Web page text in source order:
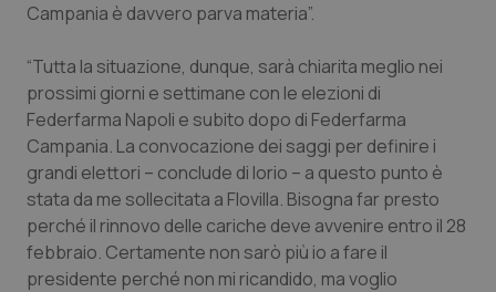
Psoriasi & pelle
Quotidiano Cardiologia
Quotidiano Chirurgia
Quotidiano Oncologia
Quotidiano Pediatria
Campania è davvero parva materia”.
“Tutta la situazione, dunque, sarà chiarita meglio nei
prossimi giorni e settimane con le elezioni di
Federfarma Napoli e subito dopo di Federfarma
Campania. La convocazione dei saggi per definire i
grandi elettori – conclude di Iorio – a questo punto è
stata da me sollecitata a Flovilla. Bisogna far presto
perché il rinnovo delle cariche deve avvenire entro il 28
febbraio. Certamente non sarò più io a fare il
presidente perché non mi ricandido, ma voglio